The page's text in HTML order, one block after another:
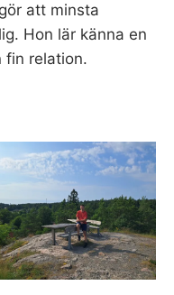
att minsta
Hon lär känna en
fin relation.